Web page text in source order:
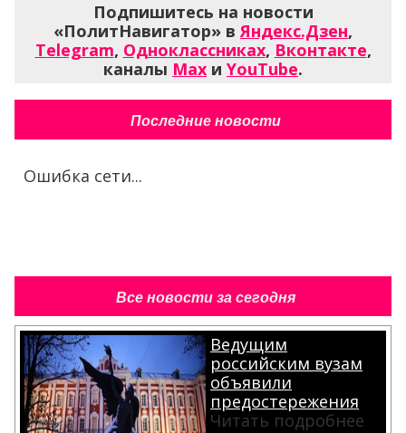
Подпишитесь на новости
«ПолитНавигатор» вЯндекс.Дзен,
Telegram, Одноклассниках, Вконтакте,
каналы Max и YouTube.
Последние новости
Ошибка сети...
Все новости за сегодня
Ведущим
российским вузам
объявили
предостережения
Читать подробнее